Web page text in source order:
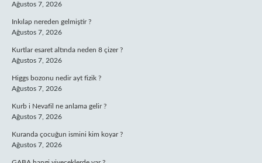
Ağustos 7, 2026
Inkılap nereden gelmiştir ?
Ağustos 7, 2026
Kurtlar esaret altında neden 8 çizer ?
Ağustos 7, 2026
Higgs bozonu nedir ayt fizik ?
Ağustos 7, 2026
Kurb i Nevafil ne anlama gelir ?
Ağustos 7, 2026
Kuranda çocuğun ismini kim koyar ?
Ağustos 7, 2026